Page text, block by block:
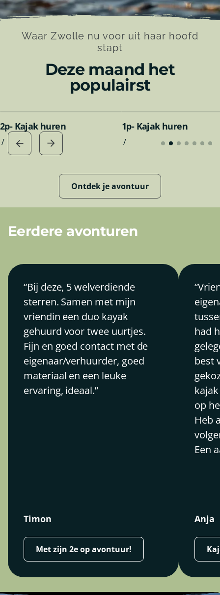
Waar Zwolle nu voor uit haar hoofd
stapt
Deze maand het
populairst
2p- Kajak huren
/
1p- Kajak huren
/
Ontdek je avontuur
Eerdere avonturen
Bij deze, 5 welverdiende
sterren. Samen met mijn
vriendin een duo kayak
gehuurd voor twee uurtjes.
Fijn en goed contact met de
eigenaar/verhuurder, goed
materiaal en een leuke
ervaring, ideaal.
Timon
Met zijn 2e op avontuur!
had
best
op
Heb
Een
Anja